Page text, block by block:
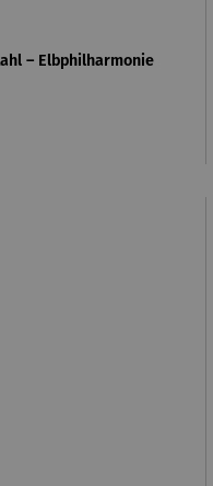
– Elbphilharmonie
Preis: